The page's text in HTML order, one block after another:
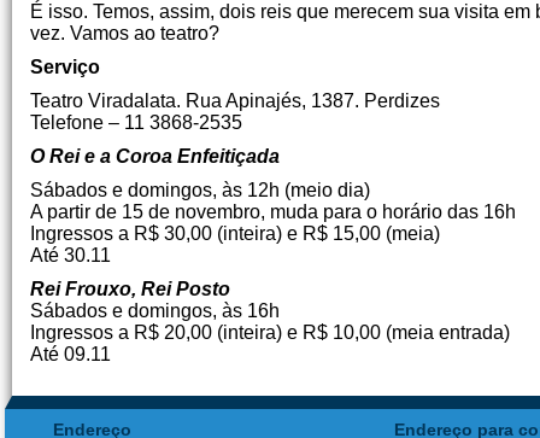
É isso. Temos, assim, dois reis que merecem sua visita
vez. Vamos ao teatro?
Serviço
Teatro Viradalata. Rua Apinajés, 1387. Perdizes
Telefone – 11 3868-2535
O Rei e a Coroa Enfeitiçada
Sábados e domingos, às 12h (meio dia)
A partir de 15 de novembro, muda para o horário das 16h
Ingressos a R$ 30,00 (inteira) e R$ 15,00 (meia)
Até 30.11
Rei Frouxo, Rei Posto
Sábados e domingos, às 16h
Ingressos a R$ 20,00 (inteira) e R$ 10,00 (meia entrada)
Até 09.11
Endereço Endereço para